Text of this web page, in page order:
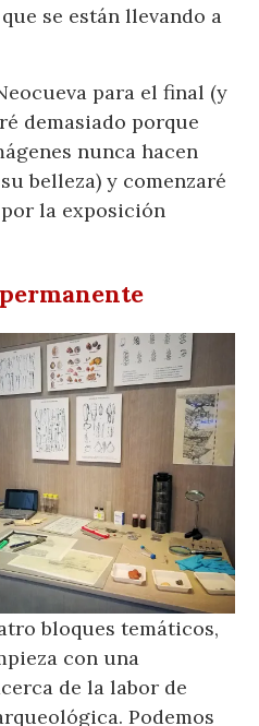
se están llevando a
para el final (y
demasiado porque
nunca hacen
belleza) y comenzaré
la exposición
bloques temáticos,
con una
de la labor de
Podemos